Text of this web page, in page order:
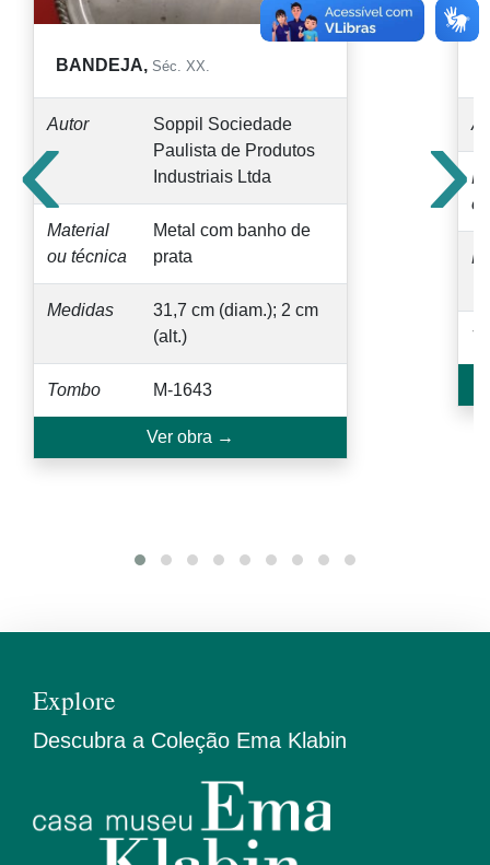
BANDEJA, Séc. XX.
Autor
Soppil Sociedade
Paulista de Produtos
Industriais Ltda
Material
ou técnica
Metal com banho de
prata
Medidas
31,7 cm (diam.); 2 cm
(alt.)
Tombo M-1643
Ver obra →
‹ ›
Explore
Descubra a Coleção Ema Klabin